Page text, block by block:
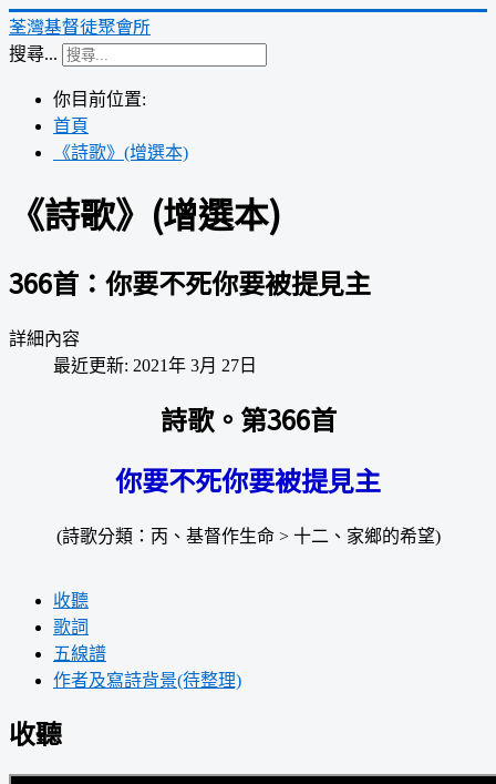
荃灣基督徒聚會所
搜尋...
你目前位置:
首頁
《詩歌》(增選本)
《詩歌》(增選本)
366首：你要不死你要被提見主
詳細內容
最近更新: 2021年 3月 27日
詩歌。第366首
你要不死你要被提見主
(詩歌分類：丙、基督作生命 > 十二、家鄉的希望)
收聽
歌詞
五線譜
作者及寫詩背景(待整理)
收聽